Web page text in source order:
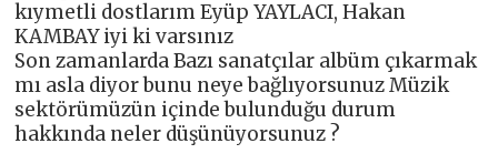
kıymetli dostlarım Eyüp YAYLACI, Hakan
KAMBAY iyi ki varsınız
Son zamanlarda Bazı sanatçılar albüm çıkarmak
mı asla diyor bunu neye bağlıyorsunuz Müzik
sektörümüzün içinde bulunduğu durum
hakkında neler düşünüyorsunuz ?